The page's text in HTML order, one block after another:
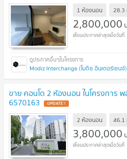
1 ห้องนอน 28.3
2,800,000
Modiz Interchange (โมดิซ อินเตอร์เชนจ์)
ขาย คอนโด 2 ห้องนอน ในโครงการ
6570163 UPDATE !
2 ห้องนอน 46.1
3,800,000